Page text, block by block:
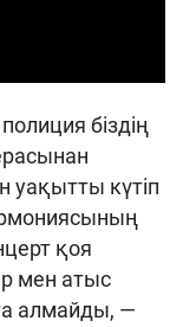
біздің
күтіп
қоя
мен атыс
алмайды, —